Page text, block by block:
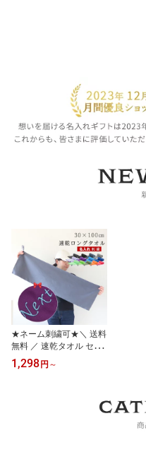
★ネーム刺繍可★＼ 送料
無料 ／ 速乾タオル セー
ムタオル 卒業祝い 部活
タオル 卒団祝い スポー
念品 水泳 【 1枚 〜 名入
1,298 円 ～